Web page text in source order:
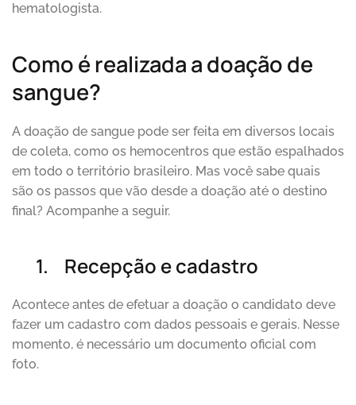
hematologista.
Como é realizada a doação de
sangue?
A doação de sangue pode ser feita em diversos locais
de coleta, como os hemocentros que estão espalhados
em todo o território brasileiro. Mas você sabe quais
são os passos que vão desde a doação até o destino
final? Acompanhe a seguir.
1. Recepção e cadastro
Acontece antes de efetuar a doação o candidato deve
fazer um cadastro com dados pessoais e gerais. Nesse
momento, é necessário um documento oficial com
foto.